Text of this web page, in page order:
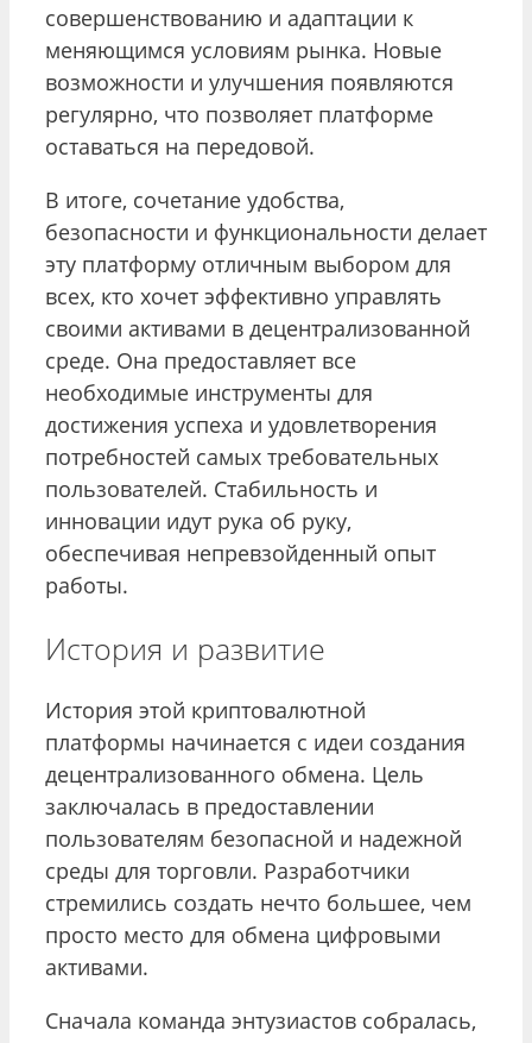
совершенствованию и адаптации к
меняющимся условиям рынка. Новые
возможности и улучшения появляются
регулярно, что позволяет платформе
оставаться на передовой.
В итоге, сочетание удобства,
безопасности и функциональности делает
эту платформу отличным выбором для
всех, кто хочет эффективно управлять
своими активами в децентрализованной
среде. Она предоставляет все
необходимые инструменты для
достижения успеха и удовлетворения
потребностей самых требовательных
пользователей. Стабильность и
инновации идут рука об руку,
обеспечивая непревзойденный опыт
работы.
История и развитие
История этой криптовалютной
платформы начинается с идеи создания
децентрализованного обмена. Цель
заключалась в предоставлении
пользователям безопасной и надежной
среды для торговли. Разработчики
стремились создать нечто большее, чем
просто место для обмена цифровыми
активами.
Сначала команда энтузиастов собралась,